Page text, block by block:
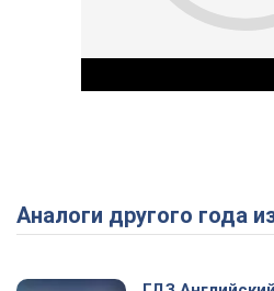
Аналоги другого года